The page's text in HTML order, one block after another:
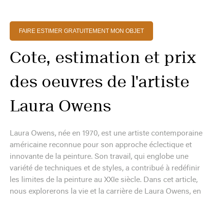
FAIRE ESTIMER GRATUITEMENT MON OBJET
Cote, estimation et prix
des oeuvres de l'artiste
Laura Owens
Laura Owens, née en 1970, est une artiste contemporaine
américaine reconnue pour son approche éclectique et
innovante de la peinture. Son travail, qui englobe une
variété de techniques et de styles, a contribué à redéfinir
les limites de la peinture au XXIe siècle. Dans cet article,
nous explorerons la vie et la carrière de Laura Owens, en